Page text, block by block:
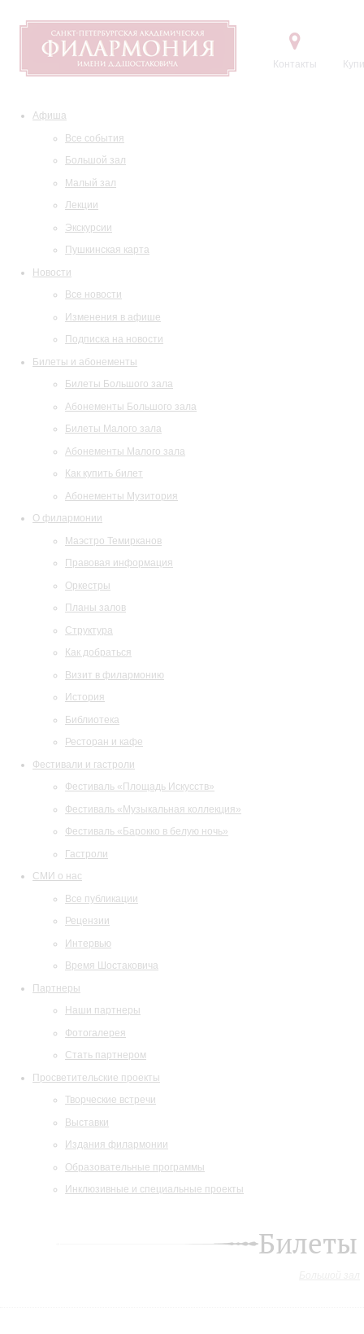
Контакты
Афиша
Все события
Большой зал
Малый зал
Лекции
Экскурсии
Пушкинская карта
Новости
Все новости
Изменения в афише
Подписка на новости
Билеты и абонементы
Билеты Большого зала
Абонементы Большого зала
Билеты Малого зала
Абонементы Малого зала
Как купить билет
Абонементы Музитория
О филармонии
Маэстро Темирканов
Правовая информация
Оркестры
Планы залов
Структура
Как добраться
Визит в филармонию
История
Библиотека
Ресторан и кафе
Фестивали и гастроли
Фестиваль «Площадь Искусств»
Фестиваль «Музыкальная коллекция»
Фестиваль «Барокко в белую ночь»
Гастроли
СМИ о нас
Все публикации
Рецензии
Интервью
Время Шостаковича
Партнеры
Наши партнеры
Фотогалерея
Стать партнером
Просветительские проекты
Творческие встречи
Выставки
Издания филармонии
Образовательные программы
Инклюзивные и специальные проекты